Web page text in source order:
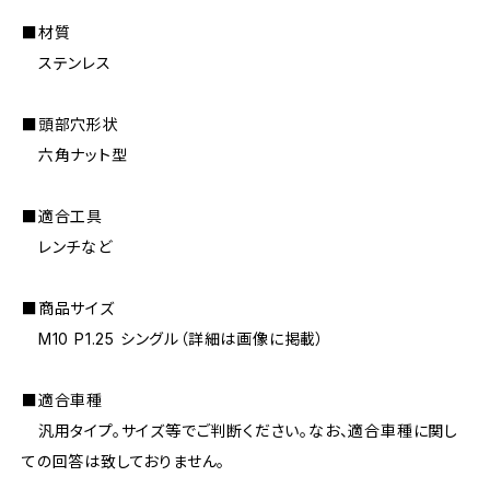
■材質
ステンレス
■頭部穴形状
六角ナット型
■適合工具
レンチなど
■商品サイズ
M10 P1.25 シングル（詳細は画像に掲載）
■適合車種
汎用タイプ。サイズ等でご判断ください。なお、適合車種に関し
ての回答は致しておりません。